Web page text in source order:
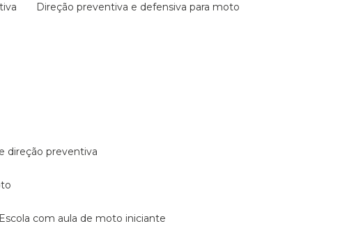
direção preventiva e defensiva para moto
direção preventiva
escola com aula de moto iniciante